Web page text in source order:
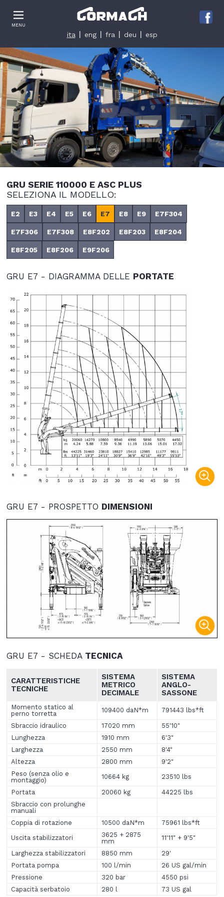
MENU
ita eng fra deu esp
GRU SERIE 110000 E ASC PLUS
SELEZIONA IL MODELLO:
E2 E3 E4 E5 E6 E7 E8 E9 E7F304
E7F306 E7F308 E8F202 E8F203 E8F204
E8F205 E8F206 E9F206
GRU E7 - DIAGRAMMA DELLE PORTATE
GRU E7 - PROSPETTO DIMENSIONI
GRU E7 - SCHEDA TECNICA
CARATTERISTICHE
TECNICHE
SISTEMA
METRICO
DECIMALE
SISTEMA
ANGLO-
SASSONE
Momento statico al
perno torretta
109400 daN*m 791443 lbs*ft
Sbraccio idraulico 17020 mm
55'10"
Lunghezza
1910 mm
6'3"
Larghezza
2550 mm
8'4"
Altezza
2800 mm
9'2"
Peso (senza olio e
montaggio)
10664 kg 23510 lbs
Portata 20060 kg
44225 lbs
Sbraccio con prolunghe
manuali
Coppia di rotazione
10500 daN*m
75961 lbs*ft
Uscita stabilizzatori
3625 + 2875
mm
11'11" + 9'5"
Larghezza stabilizzatori 8850 mm
29'
Portata pompa
100 l/min
26 US gal/min
Pressione
320 bar
4550 psi
Capacità serbatoio
280 l 73 US gal
Informativa sulla raccolta
Le tue preferenze relative alla privacy